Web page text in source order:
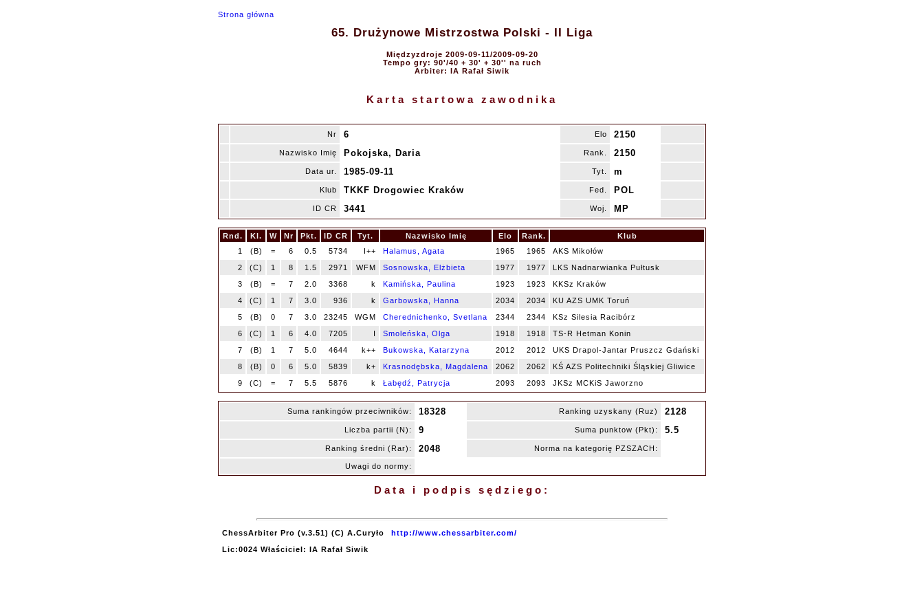
Strona główna
65. Drużynowe Mistrzostwa Polski - II Liga
Międzyzdroje 2009-09-11/2009-09-20
Tempo gry: 90'/40 + 30' + 30'' na ruch
Arbiter: IA Rafał Siwik
Karta startowa zawodnika
Nr 6 Elo 2150
Nazwisko Imię Pokojska, Daria Rank. 2150
Data ur. 1985-09-11 Tyt. m
Klub TKKF Drogowiec Kraków Fed. POL
ID CR 3441 Woj. MP
Rnd. Kl. W Nr Pkt. ID CR Tyt. Nazwisko Imię Elo Rank.
Klub
1
(B) = 6 0.5 5734 I++ Halamus, Agata 1965 1965
AKS Mikołów
2
(C) 1 8 1.5 2971 WFM Sosnowska, Elżbieta 1977 1977
LKS Nadnarwianka Pułtusk
3
(B) = 7 2.0 3368 k Kamińska, Paulina 1923 1923
KKSz Kraków
4
(C) 1 7 3.0 936 k Garbowska, Hanna 2034 2034
KU AZS UMK Toruń
5
(B) 0 7 3.0 23245 WGM Cherednichenko, Svetlana 2344 2344
KSz Silesia Racibórz
6
(C) 1 6 4.0 7205 I Smoleńska, Olga 1918 1918
TS-R Hetman Konin
7
(B) 1 7 5.0 4644 k++ Bukowska, Katarzyna 2012 2012
UKS Drapol-Jantar Pruszcz Gdański
8
(B) 0 6 5.0 5839 k+ Krasnodębska, Magdalena 2062 2062
KŚ AZS Politechniki Śląskiej Gliwice
9
(C) = 7 5.5 5876 k Łabędź, Patrycja 2093 2093 JKSz MCKiS Jaworzno
Suma rankingów przeciwników: 18328 Ranking uzyskany (Ruz) 2128
Liczba partii (N): 9 Suma punktow (Pkt): 5.5
Ranking średni (Rar): 2048 Norma na kategorię PZSZACH:
Uwagi do normy:
Data i podpis sędziego:
ChessArbiter Pro (v.3.51) (C) A.Curyło
http://www.chessarbiter.com/
Lic:0024 Właściciel: IA Rafał Siwik